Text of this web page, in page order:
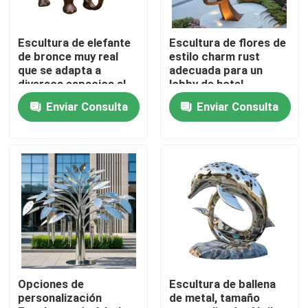
Viaje de la fábrica
Control de calidad
Noticias
Pida una cita
Trabajo de metalistería decorativa
Escultura decorativa de metal
Escultura de elefante
de bronce muy real
que se adapta a
diversos espacios al
aire libre
Enviar Consulta
Escultura de flores de
estilo charm rust
adecuada para un
lobby de hotel
Enviar Consulta
Opciones de
personalización
Escultura de ballena
de metal, tamaño